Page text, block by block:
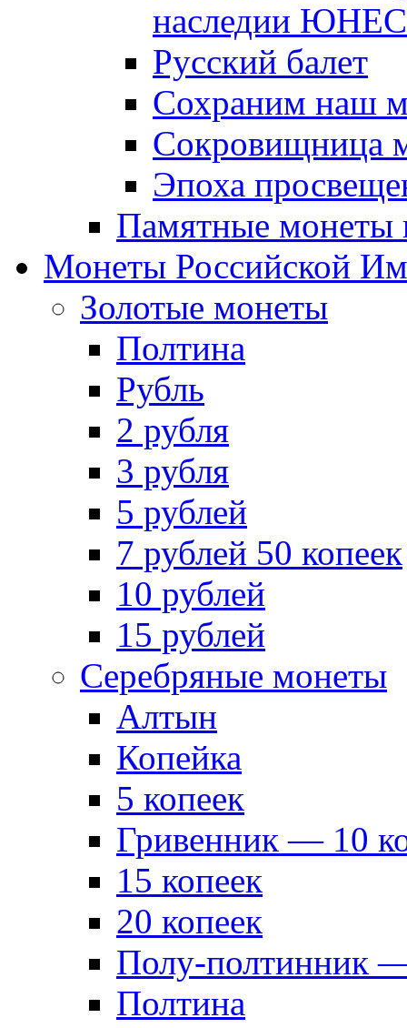
наследии
Русский балет
Сохраним наш
Сокровищница
Эпоха
Памятные монеты
Монеты Российской
Золотые монеты
Полтина
Рубль
2 рубля
3 рубля
5 рублей
7 рублей 50 копеек
10 рублей
15 рублей
Серебряные монеты
Алтын
Копейка
5 копеек
Гривенник — 10
15 копеек
20 копеек
Полу-полтинник
Полтина